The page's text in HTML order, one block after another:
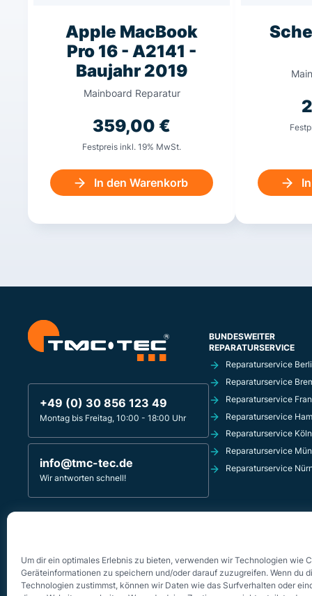
Um dir ein optimales Erlebnis zu bieten, verwenden wir Technologien wie
Geräteinformationen zu speichern und/oder darauf zuzugreifen. Wenn du
Technologien zustimmst, können wir Daten wie das Surfverhalten oder
Apple MacBook
Pro 16 - A2141 -
Baujahr 2019
Mainboard Reparatur
359,00 €
Festpreis inkl. 19% MwSt.
In den Warenkorb
+49 (0) 30 856 123 49
Montag bis Freitag, 10:00 - 18:00 Uhr
info@tmc-tec.de
Wir antworten schnell!
BUNDESWEITER
REPARATURSERVICE
Reparaturservice
Reparaturservice
Reparaturservice
Reparaturservice
Reparaturservice Köln
Reparaturservice
Reparaturservice